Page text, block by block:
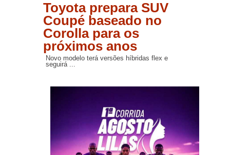
Toyota prepara SUV
Coupé baseado no
Corolla para os
próximos anos
Novo modelo terá versões híbridas flex e
seguirá ...